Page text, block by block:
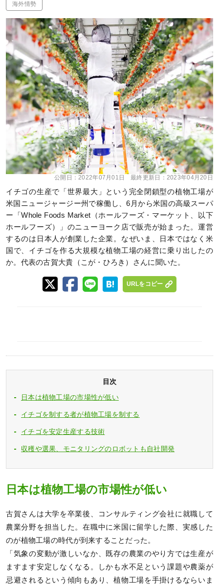
海外情勢
公開日：2022年07月01日 最終更新日： 2023年04月20日
イチゴの生産で「世界最大」という完全閉鎖型の植物工場が
米国ニュージャージー州で稼働し、6月から米国の高級スーパ
ー「Whole Foods Market（ホールフーズ・マーケット、以下
ホールフーズ）」のニューヨーク店で販売が始まった。運営
するのは日本人が創業した企業。なぜいま、日本ではなく米
国で、イチゴを作る大規模な植物工場の経営に乗り出したの
か。代表の古賀大貴（こが・ひろき）さんに聞いた。
URLをコピー
目次
日本は植物工場の市場性が低い
イチゴを制する者が植物工場を制する
イチゴを安定生産する技術
収穫や選果、モニタリングのロボットも自社開発
日本は植物工場の市場性が低い
古賀さんは大学を卒業後、コンサルティング会社に就職して
農業分野を担当した。在職中に米国に留学した際、実感した
のが植物工場の時代が到来することだった。
「気象の変動が激しいなか、既存の農業のやり方では生産が
ますます安定しなくなる。しかも水不足という課題や農薬が
忌避されるという傾向もあり、植物工場を手掛けるならいま